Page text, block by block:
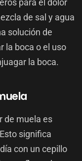
de sal y agua
solución de
la boca o el uso
la boca.
de muela es
significa
con un cepillo